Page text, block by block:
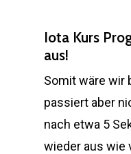
Iota Kurs
aus!
Somit wäre wir
passiert aber
nach etwa 5
wieder aus wie